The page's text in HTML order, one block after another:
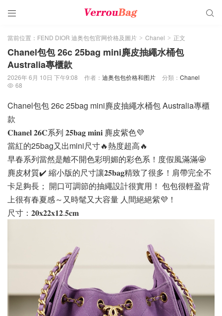
 
當前位置： FEND DIOR 迪奥包包官网价格及圖片 > Chanel > 正文
Chanel包包 26c 25bag mini麂皮抽繩水桶包
Australia專櫃款
2026年 6月 10日 下午9:08 作者： 迪奥包包价格和图片 分類： Chanel
 68
Chanel包包 26c 25bag mini麂皮抽繩水桶包 Australia專櫃
款
𝐂𝐡𝐚𝐧𝐞𝐥 𝟐𝟔𝐂系列 𝟐𝟓𝐛𝐚𝐠 𝐦𝐢𝐧𝐢 麂皮紫色💜
當紅的25bag又出mini尺寸🔥熱度超高🔥
早春系列當然是離不開色彩明媚的彩色系！度假風滿滿🤩
麂皮材質✔️ 縮小版的尺寸讓𝟐𝟓𝐛𝐚𝐠精致了很多！肩帶完全不
卡足夠長； 開口可調節的抽繩設計很實用！ 包包很輕盈背
上很有春夏感～又時髦又大容量 人間絕絕紫💜！
尺寸：𝟐𝟎𝐱𝟐𝟐𝐱𝟏𝟐.𝟓𝐜𝐦